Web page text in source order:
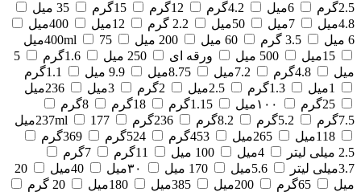
2.5گرم
6میل 4.2گرم 12گرم 15گرم
35 میل
4.8میل
7میل 50میل 2.2 گرم 12میل
400میل
6 میل
3.5 گرم 60 میل 200 میل 400ml
75میل
15میل
500 میل ورقه ای 250 میل 1.6گرم
5
میل
4.8گرم 7.2میل 8.75میل 9.9 میل
1.1گرم
1میل
1.3گرم 2.5میل 2گرم 3میل
236میل
25گرم
۱۰۰میل 1.15گرم 18گرم
8گرم
7.5گرم
5.2گرم 8.2گرم 236گرم 237ml
177میل
118میل
265میل 453گرم 524گرم
369گرم
2.5 میلی لیتر
4میل 100 میل 11گرم
7گرم
3.7میلی لیتر
5.6میل 170 میل ۳۰میل 40میل
20
میل
65گرم 200میل 385میل 180میل
20 گرم